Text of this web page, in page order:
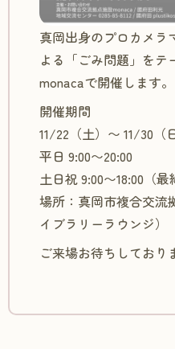
真岡出身のプロカメラ
よる「ごみ問題」をテ
monacaで開催します。
開催期間
11/22（土）〜 11/30（日
平日 9:00〜20:00
土日祝 9:00〜18:00（最
場所：真岡市複合交流
イブラリーラウンジ）
ご来場お待ちしており